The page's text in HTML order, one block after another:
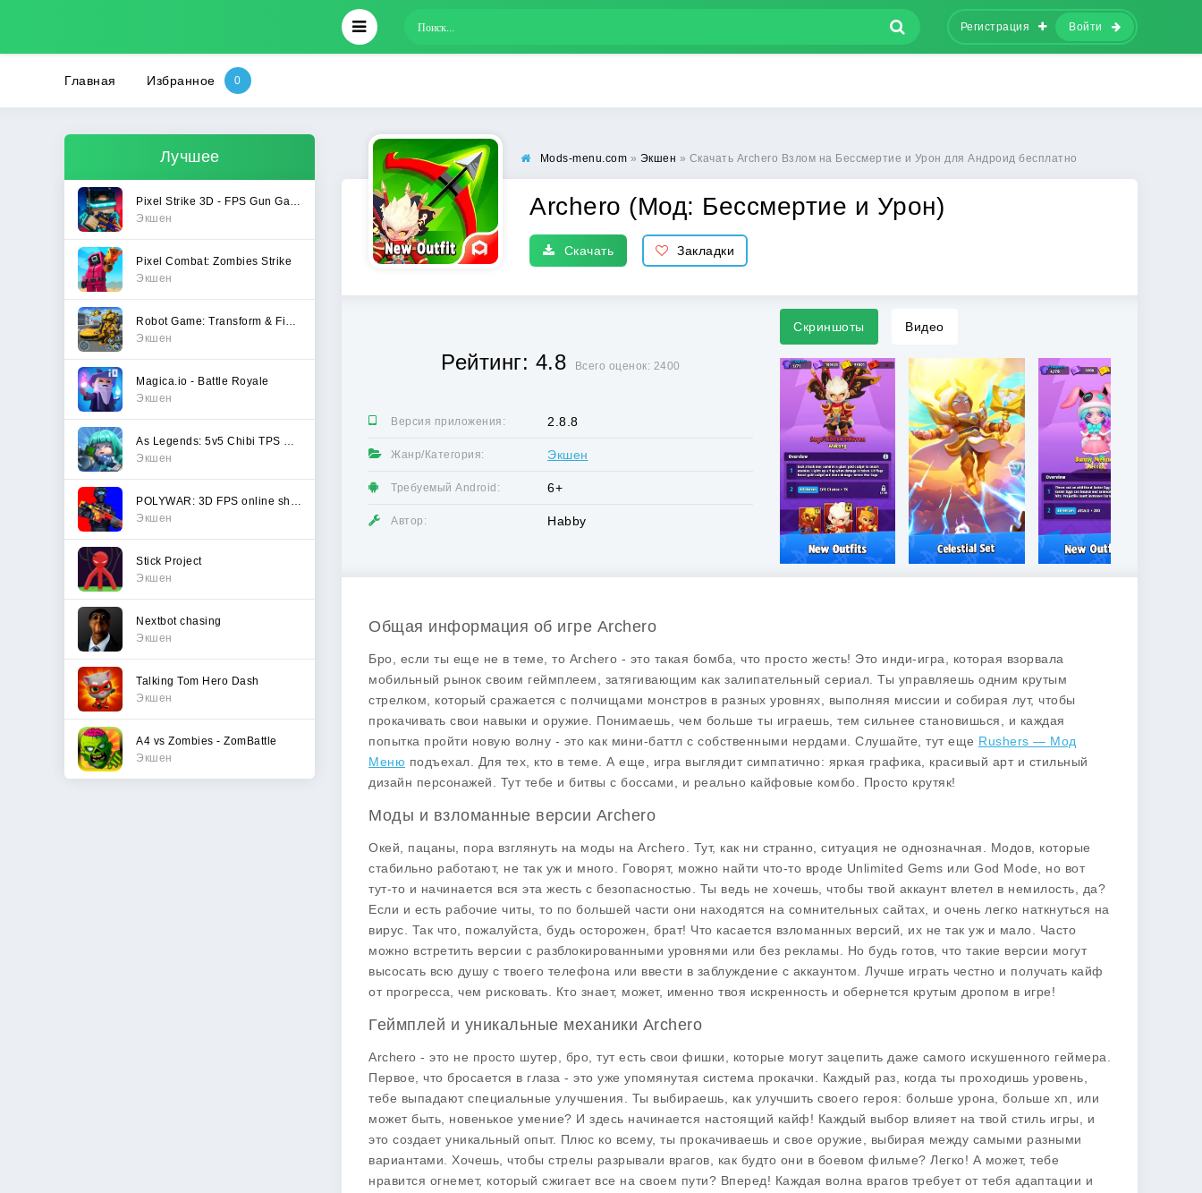
Регистрация Войти
Главная Избранное
Лучшее
Экшен
Pixel Combat: Zombies Strike
Экшен
Экшен
Magica.io - Battle Royale
Экшен
Экшен
Экшен
Stick Project
Экшен
Nextbot chasing
Экшен
Talking Tom Hero Dash
Экшен
A4 vs Zombies - ZomBattle
Экшен
Mods-menu.com » Экшен » Скачать Archero Взлом на Бессмертие и Урон для Андроид бесплатно
Archero (Мод: Бессмертие и Урон)
Скачать Закладки
Рейтинг: 4.8 Всего оценок: 2400
Версия приложения: 2.8.8
Жанр/Категория: Экшен
Требуемый Android: 6+
Автор: Habby
Скриншоты Видео
Общая информация об игре Archero
Бро, если ты еще не в теме, то Archero - это такая бомба, что просто жесть! Это инди-игра, которая взорвала
мобильный рынок своим геймплеем, затягивающим как залипательный сериал. Ты управляешь одним крутым
стрелком, который сражается с полчищами монстров в разных уровнях, выполняя миссии и собирая лут, чтобы
прокачивать свои навыки и оружие. Понимаешь, чем больше ты играешь, тем сильнее становишься, и каждая
попытка пройти новую волну - это как мини-баттл с собственными нердами. Слушайте, тут еще Rushers — Мод
Меню подъехал. Для тех, кто в теме. А еще, игра выглядит симпатично: яркая графика, красивый арт и стильный
дизайн персонажей. Тут тебе и битвы с боссами, и реально кайфовые комбо. Просто крутяк!
Моды и взломанные версии Archero
Окей, пацаны, пора взглянуть на моды на Archero. Тут, как ни странно, ситуация не однозначная. Модов, которые
стабильно работают, не так уж и много. Говорят, можно найти что-то вроде Unlimited Gems или God Mode, но вот
тут-то и начинается вся эта жесть с безопасностью. Ты ведь не хочешь, чтобы твой аккаунт влетел в немилость, да?
Если и есть рабочие читы, то по большей части они находятся на сомнительных сайтах, и очень легко наткнуться на
вирус. Так что, пожалуйста, будь осторожен, брат! Что касается взломанных версий, их не так уж и мало. Часто
можно встретить версии с разблокированными уровнями или без рекламы. Но будь готов, что такие версии могут
высосать всю душу с твоего телефона или ввести в заблуждение с аккаунтом. Лучше играть честно и получать кайф
от прогресса, чем рисковать. Кто знает, может, именно твоя искренность и обернется крутым дропом в игре!
Геймплей и уникальные механики Archero
Archero - это не просто шутер, бро, тут есть свои фишки, которые могут зацепить даже самого искушенного геймера.
Первое, что бросается в глаза - это уже упомянутая система прокачки. Каждый раз, когда ты проходишь уровень,
тебе выпадают специальные улучшения. Ты выбираешь, как улучшить своего героя: больше урона, больше хп, или
может быть, новенькое умение? И здесь начинается настоящий кайф! Каждый выбор влияет на твой стиль игры, и
это создает уникальный опыт. Плюс ко всему, ты прокачиваешь и свое оружие, выбирая между самыми разными
вариантами. Хочешь, чтобы стрелы разрывали врагов, как будто они в боевом фильме? Легко! А может, тебе
нравится огнемет, который сжигает все на своем пути? Вперед! Каждая волна врагов требует от тебя адаптации и